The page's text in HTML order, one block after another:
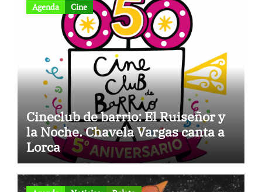
Agenda Cine
Cineclub de barrio: El Ruiseñor y
la Noche. Chavela Vargas canta a
Lorca